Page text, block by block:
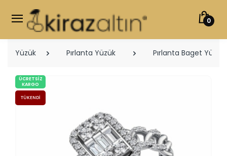
0
Yüzük Pırlanta Yüzük Pırlanta Baget
ÜCRETSIZ
KARGO
TÜKENDI